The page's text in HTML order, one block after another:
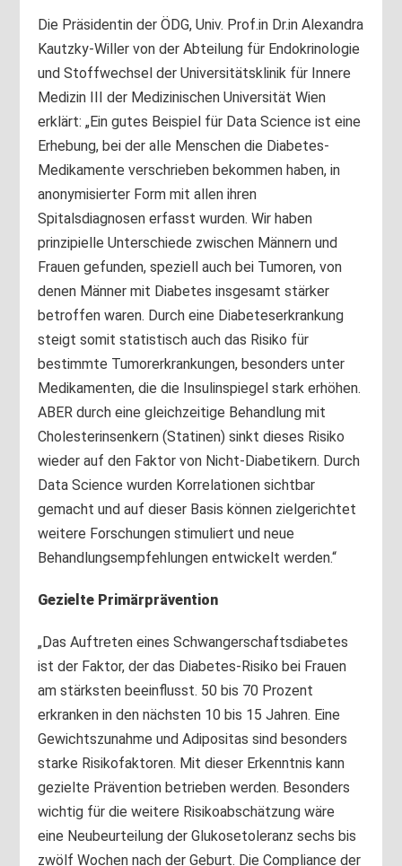
Die Präsidentin der ÖDG, Univ. Prof.in Dr.in Alexandra
Kautzky-Willer von der Abteilung für Endokrinologie
und Stoffwechsel der Universitätsklinik für Innere
Medizin III der Medizinischen Universität Wien
erklärt: „Ein gutes Beispiel für Data Science ist eine
Erhebung, bei der alle Menschen die Diabetes-
Medikamente verschrieben bekommen haben, in
anonymisierter Form mit allen ihren
Spitalsdiagnosen erfasst wurden. Wir haben
prinzipielle Unterschiede zwischen Männern und
Frauen gefunden, speziell auch bei Tumoren, von
denen Männer mit Diabetes insgesamt stärker
betroffen waren. Durch eine Diabeteserkrankung
steigt somit statistisch auch das Risiko für
bestimmte Tumorerkrankungen, besonders unter
Medikamenten, die die Insulinspiegel stark erhöhen.
ABER durch eine gleichzeitige Behandlung mit
Cholesterinsenkern (Statinen) sinkt dieses Risiko
wieder auf den Faktor von Nicht-Diabetikern. Durch
Data Science wurden Korrelationen sichtbar
gemacht und auf dieser Basis können zielgerichtet
weitere Forschungen stimuliert und neue
Behandlungsempfehlungen entwickelt werden.“
Gezielte Primärprävention
„Das Auftreten eines Schwangerschaftsdiabetes
ist der Faktor, der das Diabetes-Risiko bei Frauen
am stärksten beeinflusst. 50 bis 70 Prozent
erkranken in den nächsten 10 bis 15 Jahren. Eine
Gewichtszunahme und Adipositas sind besonders
starke Risikofaktoren. Mit dieser Erkenntnis kann
gezielte Prävention betrieben werden. Besonders
wichtig für die weitere Risikoabschätzung wäre
eine Neubeurteilung der Glukosetoleranz sechs bis
zwölf Wochen nach der Geburt. Die Compliance der